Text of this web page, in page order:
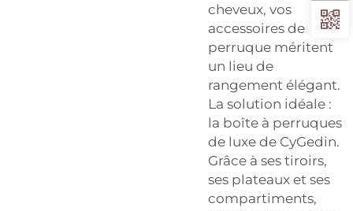
cheveux, vos
accessoires de
perruque méritent
un lieu de
rangement élégant.
La solution idéale :
la boîte à perruques
de luxe de CyGedin.
Grâce à ses tiroirs,
ses plateaux et ses
compartiments,